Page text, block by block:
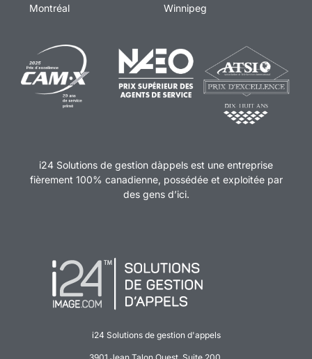
i24 Solutions de gestion d'appels
Montréal
Winnipeg
i24 Solutions de gestion dàppels est une entreprise
fièrement 100% canadienne, possédée et exploitée par
des gens d’ici.